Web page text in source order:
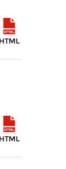
HTML
HTML